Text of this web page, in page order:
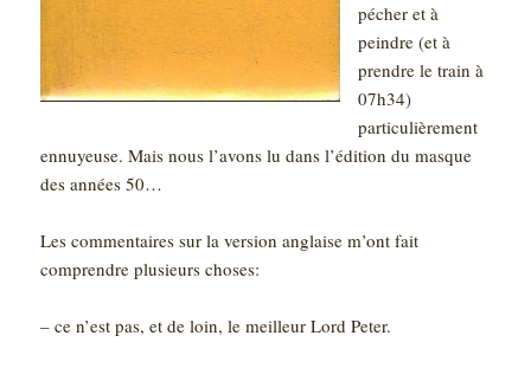
pécher et à
peindre (et à
prendre le train à
07h34)
particulièrement
ennuyeuse. Mais nous l’avons lu dans l’édition du masque
des années 50…
Les commentaires sur la version anglaise m’ont fait
comprendre plusieurs choses:
– ce n’est pas, et de loin, le meilleur Lord Peter.